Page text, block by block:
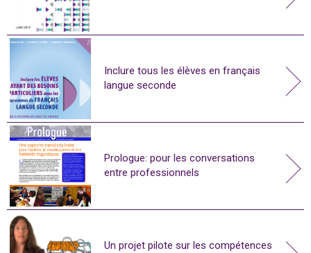
Inclure tous les élèves en français
langue seconde
Prologue: pour les conversations
entre professionnels
Un projet pilote sur les compétences